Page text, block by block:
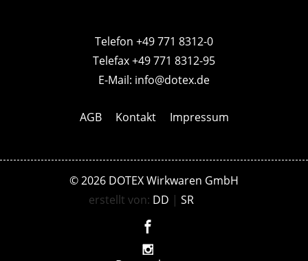
Telefon +49 771 8312-0
Telefax +49 771 8312-95
E-Mail: info@dotex.de
AGB Kontakt Impressum
© 2026 DOTEX Wirkwaren GmbH
erstellt von: DD | SR